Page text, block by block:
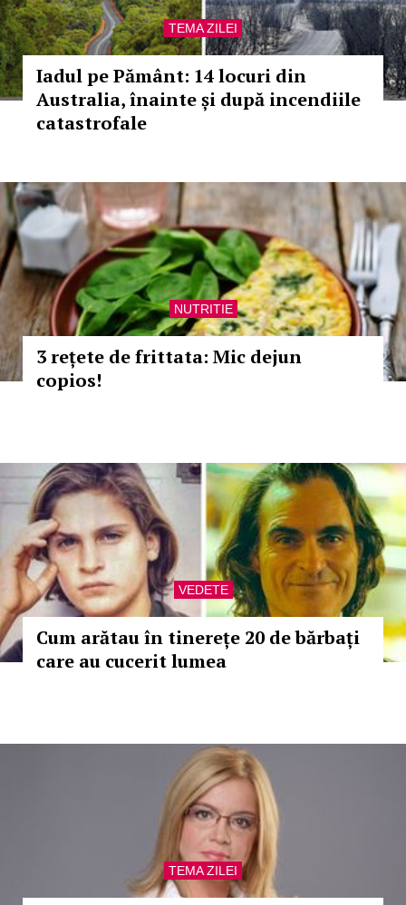
TEMA ZILEI
Iadul pe Pământ: 14 locuri din
Australia, înainte și după incendiile
catastrofale
NUTRITIE
3 rețete de frittata: Mic dejun
copios!
VEDETE
Cum arătau în tinerețe 20 de bărbați
care au cucerit lumea
TEMA ZILEI